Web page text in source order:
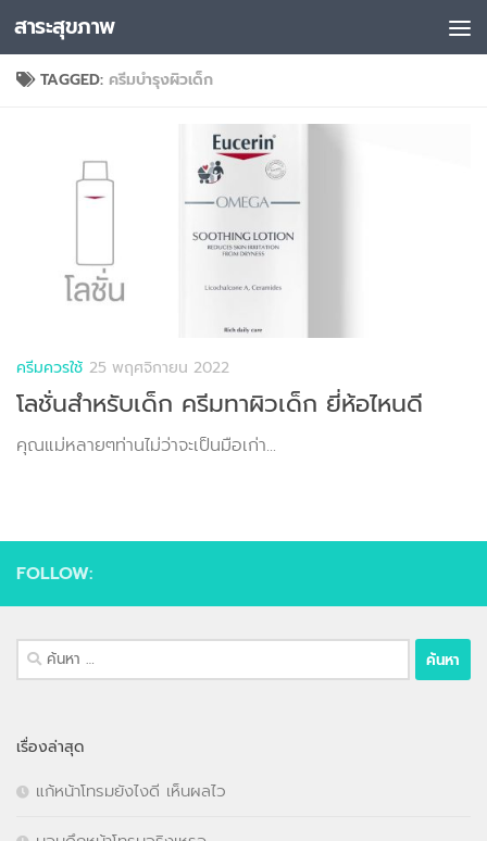
Skip to content
สาระสุขภาพ
TAGGED: ครีมบำรุงผิวเด็ก
ครีมควรใช้ 25 พฤศจิกายน 2022
โลชั่นสำหรับเด็ก ครีมทาผิวเด็ก ยี่ห้อไหนดี
คุณแม่หลายๆท่านไม่ว่าจะเป็นมือเก่า...
FOLLOW:
ค้นหา
สำหรับ:
เรื่องล่าสุด
แก้หน้าโทรมยังไงดี เห็นผลไว